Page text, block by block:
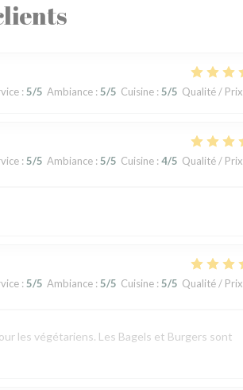
: 5/5 Ambiance: 5/5 Cuisine: 5/5 Qualité / Prix
: 5/5 Ambiance: 5/5 Cuisine: 4/5 Qualité / Prix
: 5/5 Ambiance: 5/5 Cuisine: 5/5 Qualité / Prix
les végétariens. Les Bagels et Burgers sont